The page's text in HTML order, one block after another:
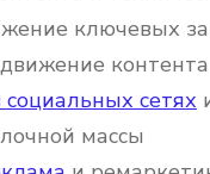
ключевых
контента
сетях
массы